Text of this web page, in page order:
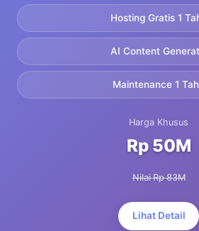
Hosting Gratis 1
AI Content
Maintenance 1
Harga Khusus
Rp 50M
Nilai Rp 83M
Lihat Detail